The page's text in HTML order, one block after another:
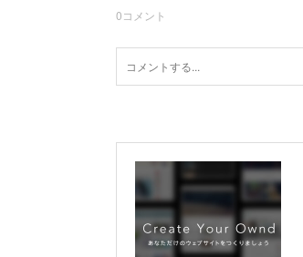
0コメント